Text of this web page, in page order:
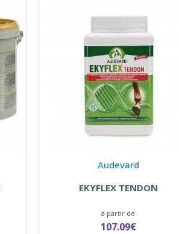
Audevard
EKYFLEX TENDON
à partir de
107.09€